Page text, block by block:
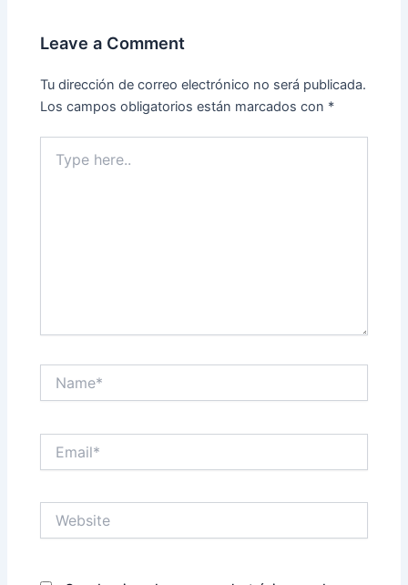
Leave a Comment
Tu dirección de correo electrónico no será publicada.
Los campos obligatorios están marcados con *
here..